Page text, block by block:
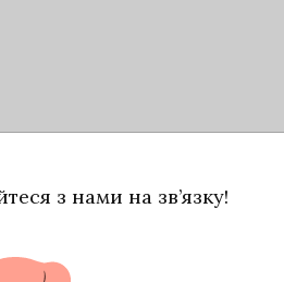
в духовці і пробити в блендері з
текстурі нагадує пісок.
з нами на зв’язку!